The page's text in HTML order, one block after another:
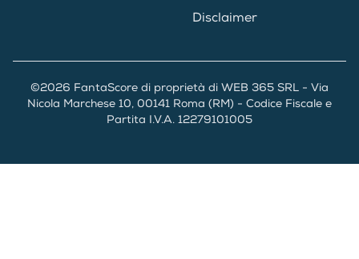
Disclaimer
©2026 FantaScore di proprietà di WEB 365 SRL - Via
Nicola Marchese 10, 00141 Roma (RM) - Codice Fiscale e
Partita I.V.A. 12279101005